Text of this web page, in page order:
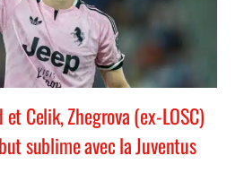
Celik, Zhegrova (ex-LOSC)
sublime avec la Juventus